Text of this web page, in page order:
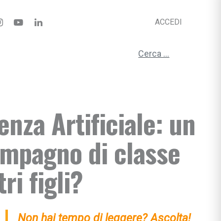
ACCEDI
Ricerca per:
Artificiale: un
di classe
figli?
Non hai tempo di leggere? Ascolta!